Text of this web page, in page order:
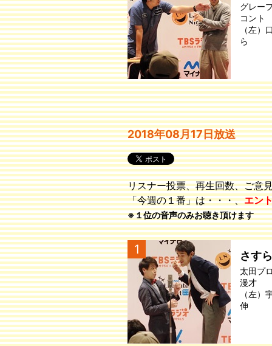
グレー
コント
（左
ら
2018年08月17日放送
リスナー投票、再生回数、ご意
「今週の１番」は・・・、エン
※１位の音声のみお聴き頂けます
1 さす
太田プ
漫才
（左
伸